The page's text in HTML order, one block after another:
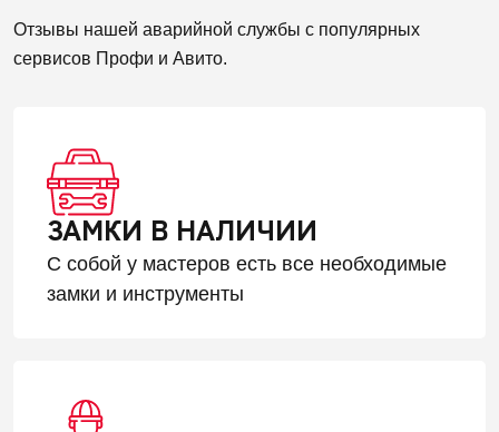
Отзывы нашей аварийной службы с популярных
сервисов Профи и Авито.
ЗАМКИ В НАЛИЧИИ
С собой у мастеров есть все необходимые
замки и инструменты